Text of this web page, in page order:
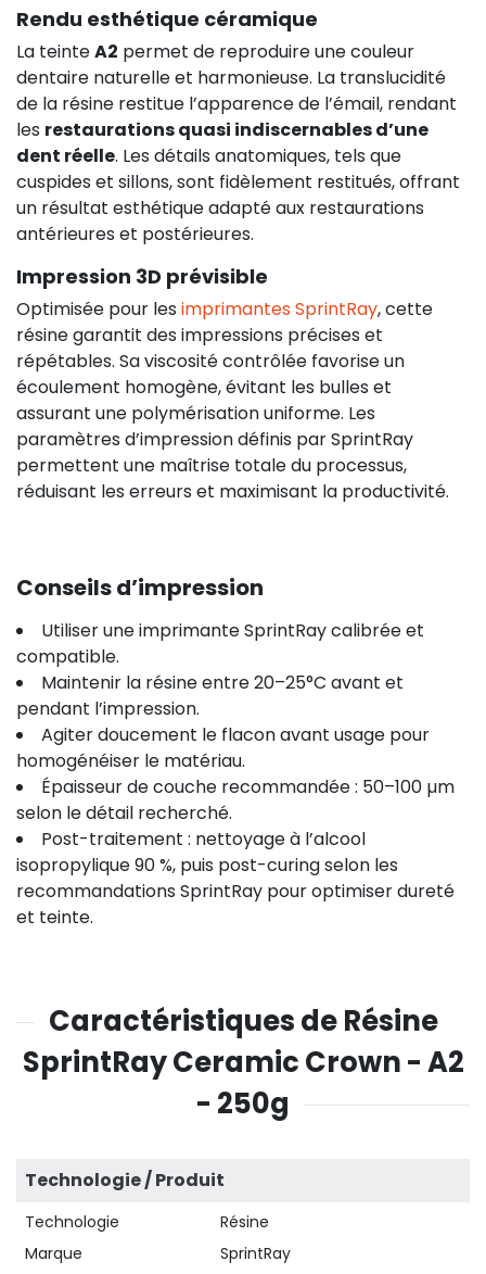
Rendu esthétique céramique
La teinteA2 permet de reproduire une couleur
dentaire naturelle et harmonieuse. La translucidité
de la résine restitue l’apparence de l’émail, rendant
les restaurations quasi indiscernables d’une
dent réelle. Les détails anatomiques, tels que
cuspides et sillons, sont fidèlement restitués, offrant
un résultat esthétique adapté aux restaurations
antérieures et postérieures.
Impression 3D prévisible
Optimisée pour les imprimantes SprintRay, cette
résine garantit des impressions précises et
répétables. Sa viscosité contrôlée favorise un
écoulement homogène, évitant les bulles et
assurant une polymérisation uniforme. Les
paramètres d’impression définis par SprintRay
permettent une maîtrise totale du processus,
réduisant les erreurs et maximisant la productivité.
Conseils d’impression
Utiliser une imprimante SprintRay calibrée et
compatible.
Maintenir la résine entre 20–25°C avant et
pendant l’impression.
Agiter doucement le flacon avant usage pour
homogénéiser le matériau.
Épaisseur de couche recommandée : 50–100 µm
selon le détail recherché.
Post-traitement : nettoyage à l’alcool
isopropylique 90 %, puis post-curing selon les
recommandations SprintRay pour optimiser dureté
et teinte.
Caractéristiques de Résine
SprintRay Ceramic Crown - A2
- 250g
Technologie / Produit
Technologie
Résine
Marque
SprintRay